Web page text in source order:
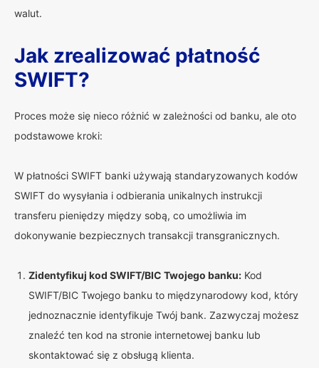
walut.
Jak zrealizować płatność
SWIFT?
Proces może się nieco różnić w zależności od banku, ale oto
podstawowe kroki:
W płatności SWIFT banki używają standaryzowanych kodów
SWIFT do wysyłania i odbierania unikalnych instrukcji
transferu pieniędzy między sobą, co umożliwia im
dokonywanie bezpiecznych transakcji transgranicznych.
Zidentyfikuj kod SWIFT/BIC Twojego banku: Kod
SWIFT/BIC Twojego banku to międzynarodowy kod, który
jednoznacznie identyfikuje Twój bank. Zazwyczaj możesz
znaleźć ten kod na stronie internetowej banku lub
skontaktować się z obsługą klienta.